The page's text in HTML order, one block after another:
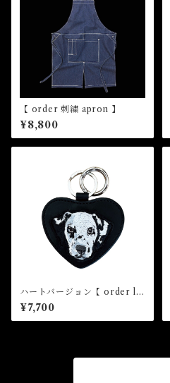
【 order 刺繍 apron 】
¥8,800
ハートバージョン【 order le
ather key ring 】
¥7,700